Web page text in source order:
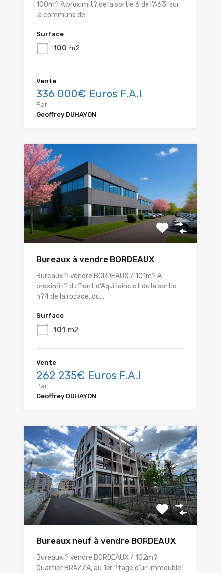
100m? A proximit? de la sortie 6 de l'A63, sur
la commune de…
Surface
100 m2
Vente
336 000€ Euros F.A.I
Par
Geoffrey DUHAYON
Bureaux à vendre BORDEAUX
Bureaux ? vendre BORDEAUX / 101m? A
proximit? du Pont d'Aquitaine et de la sortie
n?4 de la rocade, du…
Surface
101 m2
Vente
262 235€ Euros F.A.I
Par
Geoffrey DUHAYON
Bureaux neuf à vendre BORDEAUX
Bureaux ? vendre BORDEAUX / 102m?
Quartier BRAZZA, au 1er ?tage d'un immeuble